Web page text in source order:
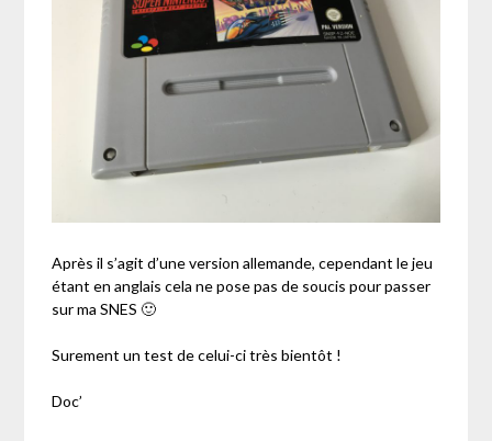
Après il s’agit d’une version allemande, cependant le jeu
étant en anglais cela ne pose pas de soucis pour passer
sur ma SNES 🙂
Surement un test de celui-ci très bientôt !
Doc’